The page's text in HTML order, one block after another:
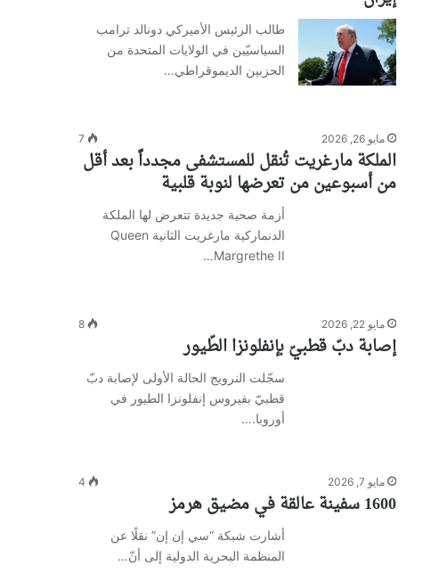
طالب الرئيس الأميركي دونالد ترامب
السياسيّين في الولايات المتحدة من
الحزبين الديموقراطي…
مايو 26, 2026 7
الملكة مارغريت تُنقل للمستشفى مجدداً بعد أقل
من أسبوعين من تعرضها لنوبة قلبية
أزمة صحية جديدة تتعرض لها الملكة
الدنماركية مارغريت الثانية Queen
Margrethe II…
مايو 22, 2026 8
إصابة دبّ قطبيّ بإنفلونزا الطّيور
سجّلت النرويج الحالة الأولى لإصابة دبّ
قطبيّ بفيروس إنفلونزا الطيور في
أوروبا.…
مايو 7, 2026 4
1600 سفينة عالقة في مضيق هرمز
أشارت شبكة “سي إن إن” نقلًا عن
المنظمة البحرية الدولية إلى أنّ…